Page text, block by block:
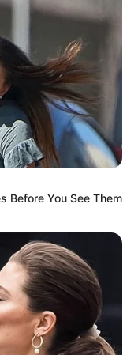
ΣΠΟΥΔΑΙΟΥΣ
online αγορές σε
online ήρθε και
ή cashback
ηλεκτρονικά
να είναι αληθινό
μια δωρεάν και απλή
παρέχεται από το
Before You See Them